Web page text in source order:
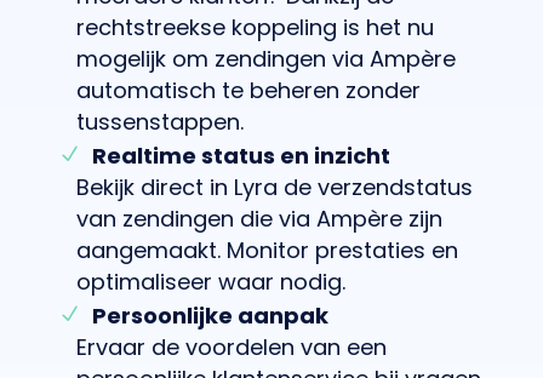
rechtstreekse koppeling is het nu
mogelijk om zendingen via Ampère
automatisch te beheren zonder
tussenstappen.
Realtime status en inzicht
Bekijk direct in Lyra de verzendstatus
van zendingen die via Ampère zijn
aangemaakt. Monitor prestaties en
optimaliseer waar nodig.
Persoonlijke aanpak
Ervaar de voordelen van een